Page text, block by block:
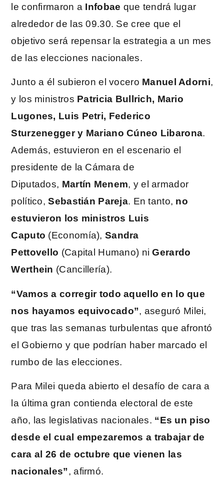
le confirmaron a Infobae que tendrá lugar
alrededor de las 09.30. Se cree que el
objetivo será repensar la estrategia a un mes
de las elecciones nacionales.
Junto a él subieron el vocero Manuel Adorni,
y los ministros Patricia Bullrich, Mario
Lugones, Luis Petri, Federico
Sturzenegger y Mariano Cúneo Libarona.
Además, estuvieron en el escenario el
presidente de la Cámara de
Diputados, Martín Menem, y el armador
político,Sebastián Pareja. En tanto, no
estuvieron los ministros Luis
Caputo (Economía), Sandra
Pettovello (Capital Humano) niGerardo
Werthein (Cancillería).
“Vamos a corregir todo aquello en lo que
nos hayamos equivocado”, aseguró Milei,
que tras las semanas turbulentas que afrontó
el Gobierno y que podrían haber marcado el
rumbo de las elecciones.
Para Milei queda abierto el desafío de cara a
la última gran contienda electoral de este
año, las legislativas nacionales. “Es un piso
desde el cual empezaremos a trabajar de
cara al 26 de octubre que vienen las
nacionales”, afirmó.